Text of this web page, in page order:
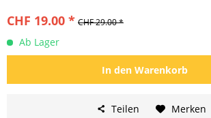
CHF 19.00 * CHF 29.00 *
Ab Lager
In den Warenkorb
Teilen Merken